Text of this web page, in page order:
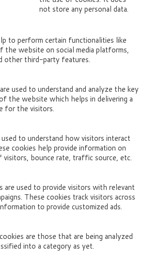
not store any personal data.
to perform certain functionalities like
the website on social media platforms,
other third-party features.
used to understand and analyze the key
the website which helps in delivering a
for the visitors.
to understand how visitors interact
cookies help provide information on
visitors, bounce rate, traffic source, etc.
are used to provide visitors with relevant
These cookies track visitors across
to provide customized ads.
are those that are being analyzed
into a category as yet.